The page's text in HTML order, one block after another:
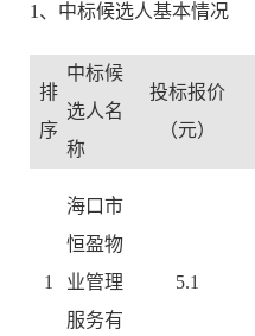
1、中标候选人基本情况
排
序
中标候
选人名
称
投标报价
（元）
1
海口市
恒盈物
业管理
服务有
5.1